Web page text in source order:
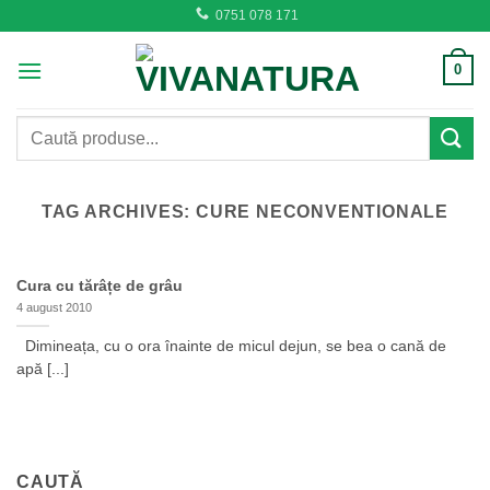
content
0751 078 171
0
Caută
TAG ARCHIVES:CURE NECONVENTIONALE
Cura cu tărâțe de grâu
4 august 2010
Dimineața, cu o ora înainte de micul dejun, se bea o cană de
apă [...]
CAUTĂ